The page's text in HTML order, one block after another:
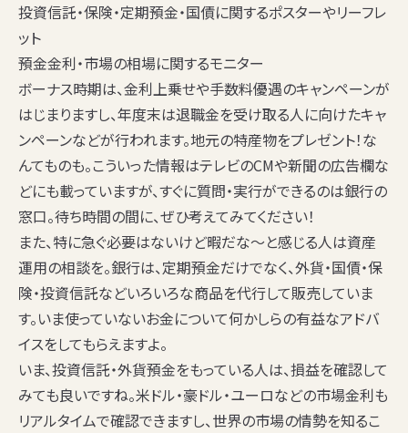
投資信託・保険・定期預金・国債に関するポスターやリーフレ
ット
預金金利・市場の相場に関するモニター
ボーナス時期は、金利上乗せや手数料優遇のキャンペーンが
はじまりますし、年度末は退職金を受け取る人に向けたキャ
ンペーンなどが行われます。地元の特産物をプレゼント！な
んてものも。こういった情報はテレビのCMや新聞の広告欄な
どにも載っていますが、すぐに質問・実行ができるのは銀行の
窓口。待ち時間の間に、ぜひ考えてみてください！
また、特に急ぐ必要はないけど暇だな～と感じる人は資産
運用の相談を。銀行は、定期預金だけでなく、外貨・国債・保
険・投資信託などいろいろな商品を代行して販売していま
す。いま使っていないお金について何かしらの有益なアドバ
イスをしてもらえますよ。
いま、投資信託・外貨預金をもっている人は、損益を確認して
みても良いですね。米ドル・豪ドル・ユーロなどの市場金利も
リアルタイムで確認できますし、世界の市場の情勢を知るこ